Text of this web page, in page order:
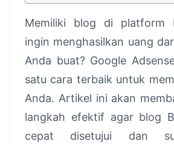
Memiliki blog di platform
ingin menghasilkan uang
Anda buat? Google
satu cara terbaik untuk
Anda. Artikel ini akan
langkah efektif agar blog
cepat disetujui dan